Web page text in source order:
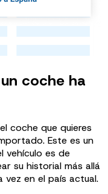
coche ha
coche que quieres
Este es un
vehículo es de
su historial más allá
en el país actual.